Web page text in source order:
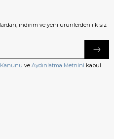
indirim ve yeni ürünlerden ilk siz
Kanunu ve Aydınlatma Metnini kabul